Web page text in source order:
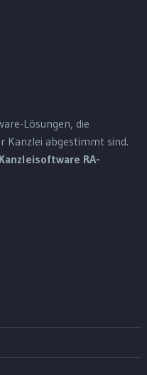
Lösungen, die
Kanzlei abgestimmt sind.
Kanzleisoftware RA-